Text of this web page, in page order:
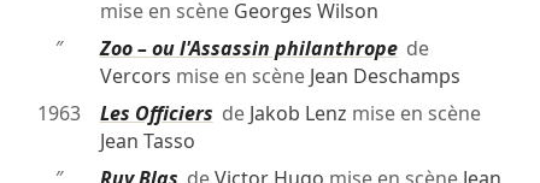
mise en scène Georges Wilson
″
Zoo – ou l'Assassin philanthropede
Vercors mise en scène Jean Deschamps
1963
Les Officiers de Jakob Lenz mise en scène
Jean Tasso